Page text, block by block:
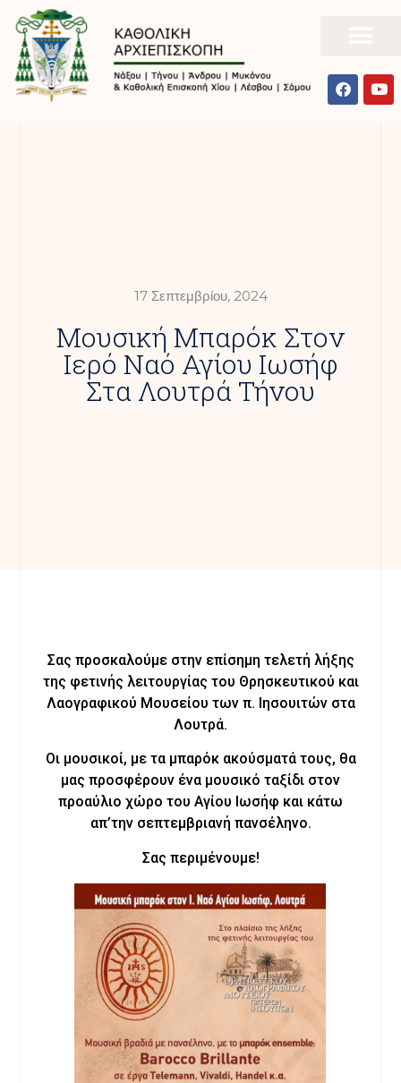
17 Σεπτεμβρίου, 2024
Μουσική Μπαρόκ Στον
Ιερό Ναό Αγίου Ιωσήφ
Στα Λουτρά Τήνου
Σας προσκαλούμε στην επίσημη τελετή λήξης
της φετινής λειτουργίας του Θρησκευτικού και
Λαογραφικού Μουσείου των π. Ιησουιτών στα
Λουτρά.
Οι μουσικοί, με τα μπαρόκ ακούσματά τους, θα
μας προσφέρουν ένα μουσικό ταξίδι στον
προαύλιο χώρο του Αγίου Ιωσήφ και κάτω
απ’την σεπτεμβριανή πανσέληνο.
Σας περιμένουμε!